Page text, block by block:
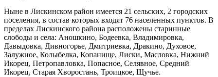
Ныне в Лискинском район имеется 21 сельских, 2 городских
поселения, в состав которых входят 76 населенных пунктов. В
пределах Лискинского района расположены старинные
слободы и села: Аношкино, Бодеевка, Владимировка,
Давыдовка, Дивногорье, Дмитриевка, Дракино, Духовое,
Залужное, Колыбелка, Копанище, Лиски, Масловка, Нижний
Икорец, Петропавловка, Попасное, Селявное, Средний
Икорец, Старая Хворостань, Троицкое, Щучье.